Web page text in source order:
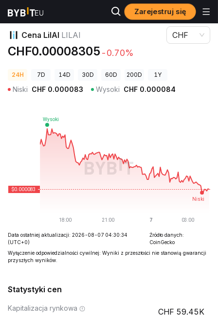
Zarejestruj się
Ceny kryptowalut
Cena LilAI LILAI
CHF0.00008305 -0.70%
CHF
24H 7D 14D 30D 60D 200D 1Y
Niski CHF 0.000083 Wysoki CHF 0.000084
Data ostatniej aktualizacji: 2026-08-07 04:30:34
(UTC+0)
Źródło danych:
CoinGecko
Wyłączenie odpowiedzialności cywilnej: Wyniki z przeszłości nie stanowią gwarancji
przyszłych wyników.
Statystyki cen
Kapitalizacja rynkowa 59.45K